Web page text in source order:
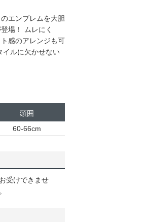
エンブレムを大胆
場！ ムレにく
感のアレンジも可
ルに欠かせない
頭囲
60-66cm
受けできませ